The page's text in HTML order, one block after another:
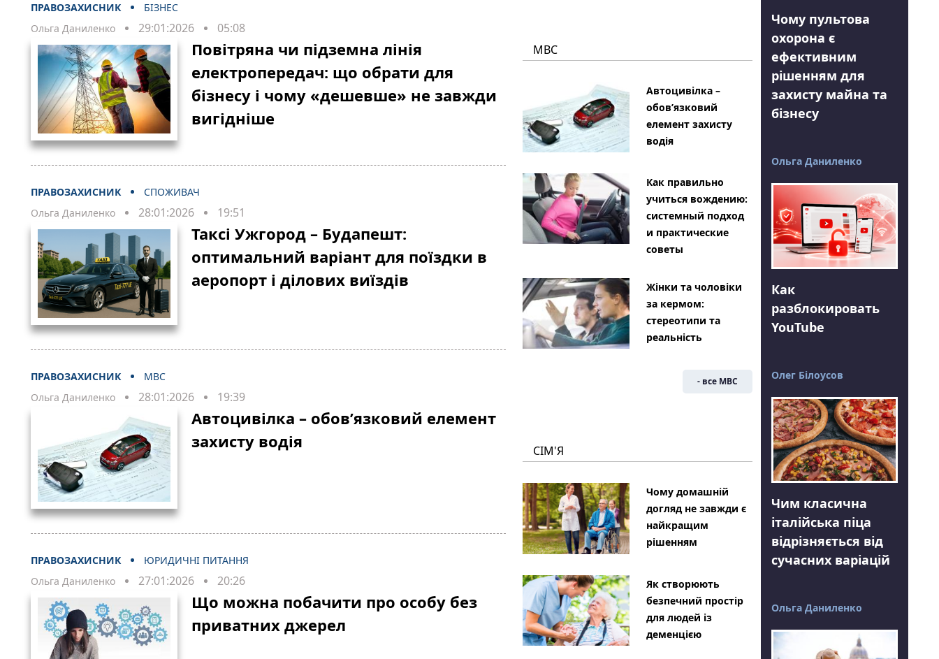
ПРАВОЗАХИСНИК
БІЗНЕС
Ольга Даниленко
29:01:2026 05:08
Повітряна чи підземна лінія
електропередач: що обрати для
бізнесу і чому «дешевше» не завжди
вигідніше
ПРАВОЗАХИСНИК
СПОЖИВАЧ
Ольга Даниленко
28:01:2026 19:51
Таксі Ужгород – Будапешт:
оптимальний варіант для поїздки в
аеропорт і ділових виїздів
ПРАВОЗАХИСНИК
МВС
Ольга Даниленко
28:01:2026 19:39
Автоцивілка – обов’язковий елемент
захисту водія
ПРАВОЗАХИСНИК
ЮРИДИЧНІ ПИТАННЯ
Ольга Даниленко
27:01:2026 20:26
Що можна побачити про особу без
приватних джерел
МВС
Автоцивілка –
обов’язковий
елемент захисту
водія
Как правильно
учиться вождению:
системный подход
и практические
советы
Жінки та чоловіки
за кермом:
стереотипи та
реальність
- все МВС
СІМ'Я
Чому домашній
догляд не завжди є
найкращим
рішенням
Як створюють
безпечний простір
для людей із
деменцією
Чому пультова
охорона є
ефективним
рішенням для
захисту майна та
бізнесу
Ольга Даниленко
Как
разблокировать
YouTube
Олег Білоусов
Чим класична
італійська піца
відрізняється від
сучасних варіацій
Ольга Даниленко